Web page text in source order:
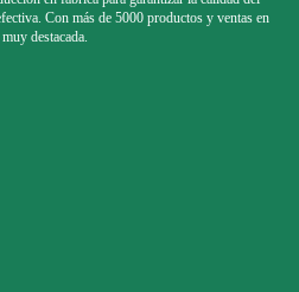
Con más de 5000 productos y ventas en
destacada.